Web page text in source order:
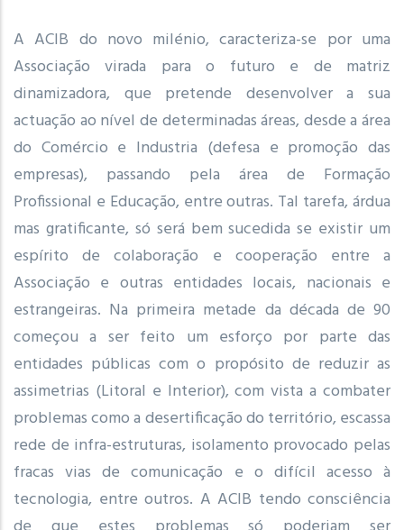
A ACIB do novo milénio, caracteriza-se por uma
Associação virada para o futuro e de matriz
dinamizadora, que pretende desenvolver a sua
actuação ao nível de determinadas áreas, desde a área
do Comércio e Industria (defesa e promoção das
empresas), passando pela área de Formação
Profissional e Educação, entre outras. Tal tarefa, árdua
mas gratificante, só será bem sucedida se existir um
espírito de colaboração e cooperação entre a
Associação e outras entidades locais, nacionais e
estrangeiras. Na primeira metade da década de 90
começou a ser feito um esforço por parte das
entidades públicas com o propósito de reduzir as
assimetrias (Litoral e Interior), com vista a combater
problemas como a desertificação do território, escassa
rede de infra-estruturas, isolamento provocado pelas
fracas vias de comunicação e o difícil acesso à
tecnologia, entre outros. A ACIB tendo consciência